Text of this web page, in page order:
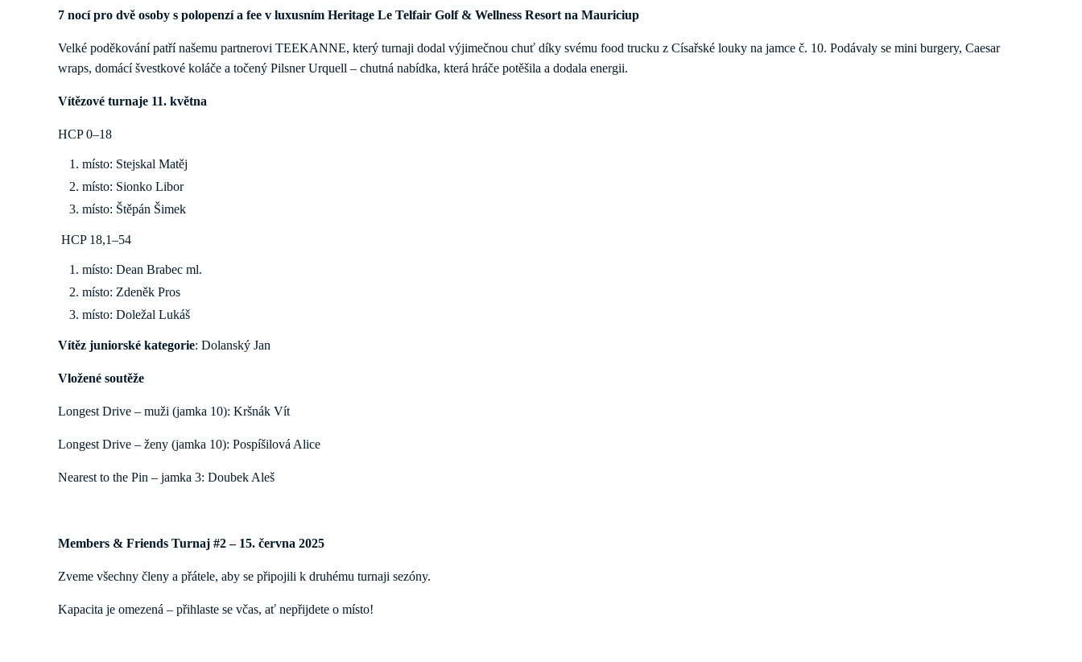
7 nocí pro dvě osoby s polopenzí a fee v luxusním Heritage Le Telfair Golf & Wellness Resort na Mauriciup
Velké poděkování patří našemu partnerovi TEEKANNE, který turnaji dodal výjimečnou chuť díky svému food trucku z Císařské louky na jamce č. 10. Podávaly se mini burgery, Caesar
wraps, domácí švestkové koláče a točený Pilsner Urquell – chutná nabídka, která hráče potěšila a dodala energii.
Vítězové turnaje 11. května
HCP 0–18
místo: Stejskal Matěj
místo: Sionko Libor
místo: Štěpán Šimek
HCP 18,1–54
místo: Dean Brabec ml.
místo: Zdeněk Pros
místo: Doležal Lukáš
Vítěz juniorské kategorie: Dolanský Jan
Vložené soutěže
Longest Drive – muži (jamka 10): Kršnák Vít
Longest Drive – ženy (jamka 10): Pospíšilová Alice
Nearest to the Pin – jamka 3: Doubek Aleš
Members & Friends Turnaj #2 – 15. června 2025
Zveme všechny členy a přátele, aby se připojili k druhému turnaji sezóny.
Kapacita je omezená – přihlaste se včas, ať nepřijdete o místo!